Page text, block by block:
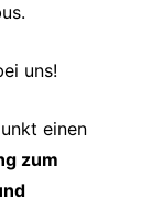
uns!
einen
zum